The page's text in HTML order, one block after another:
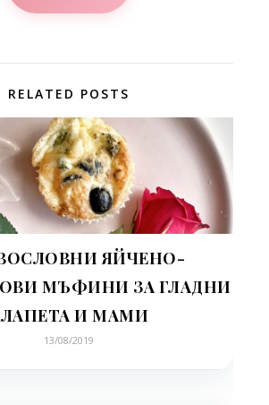
RELATED POSTS
ЯЙЧЕНО-
МЪФИНИ ЗА ГЛАДНИ
И МАМИ
13/08/2019